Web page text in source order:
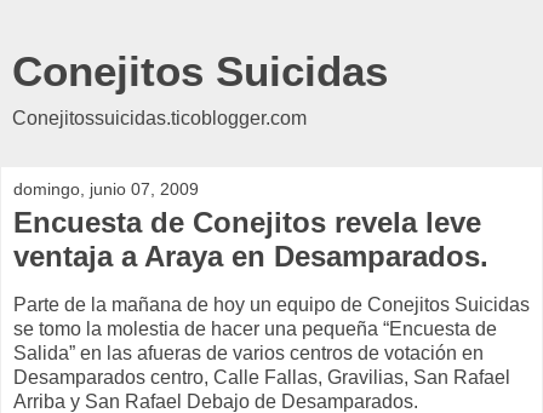
Conejitos Suicidas
Conejitossuicidas.ticoblogger.com
domingo, junio 07, 2009
Encuesta de Conejitos revela leve
ventaja a Araya en Desamparados.
Parte de la mañana de hoy un equipo de Conejitos Suicidas
se tomo la molestia de hacer una pequeña “Encuesta de
Salida” en las afueras de varios centros de votación en
Desamparados centro, Calle Fallas, Gravilias, San Rafael
Arriba y San Rafael Debajo de Desamparados.